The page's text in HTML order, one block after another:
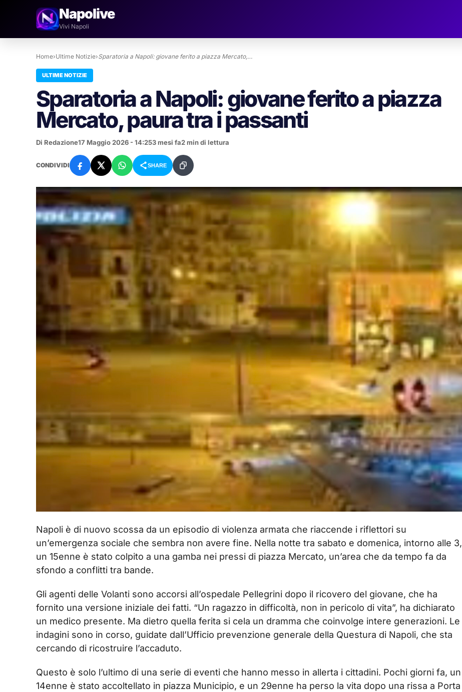
Napolive
Vivi Napoli
Home›Ultime Notizie›Sparatoria a Napoli: giovane ferito a piazza Mercato,…
ULTIME NOTIZIE
Sparatoria a Napoli: giovane ferito a piazza
Mercato, paura tra i passanti
Di Redazione17 Maggio 2026 - 14:253 mesi fa2 min di lettura
CONDIVIDI SHARE
Napoli è di nuovo scossa da un episodio di violenza armata che riaccende i riflettori su
un’emergenza sociale che sembra non avere fine. Nella notte tra sabato e domenica, intorno alle 3,
un 15enne è stato colpito a una gamba nei pressi di piazza Mercato, un’area che da tempo fa da
sfondo a conflitti tra bande.
Gli agenti delle Volanti sono accorsi all’ospedale Pellegrini dopo il ricovero del giovane, che ha
fornito una versione iniziale dei fatti. “Un ragazzo in difficoltà, non in pericolo di vita”, ha dichiarato
un medico presente. Ma dietro quella ferita si cela un dramma che coinvolge intere generazioni. Le
indagini sono in corso, guidate dall’Ufficio prevenzione generale della Questura di Napoli, che sta
cercando di ricostruire l’accaduto.
Questo è solo l’ultimo di una serie di eventi che hanno messo in allerta i cittadini. Pochi giorni fa, un
14enne è stato accoltellato in piazza Municipio, e un 29enne ha perso la vita dopo una rissa a Porta